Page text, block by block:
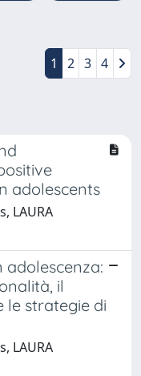
1 2 3 4
adolescents
LAURA
adolescenza:
il
le strategie di
LAURA